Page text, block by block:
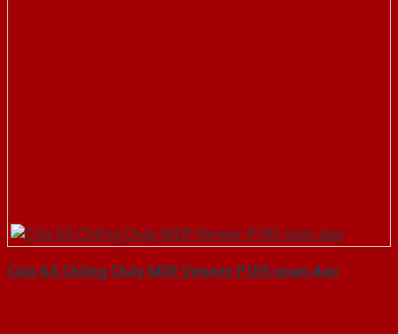
Cửa Gỗ Chống Cháy MDF Veneer P1R5 xoan dao